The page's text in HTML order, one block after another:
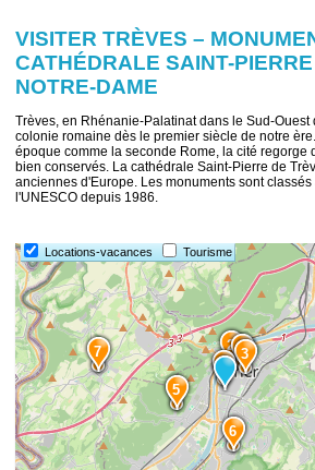
VISITER TRÈVES –
CATHÉDRALE SAINT-
NOTRE-DAME
Trèves, en Rhénanie-Palatinat dans le Sud-Ouest
colonie romaine dès le premier siècle de notre
époque comme la seconde Rome, la cité regorge
bien conservés. La cathédrale Saint-Pierre de
anciennes d'Europe. Les monuments sont
l'UNESCO depuis 1986.
Locations-vacances Tourisme
7
6
5
43
2
1